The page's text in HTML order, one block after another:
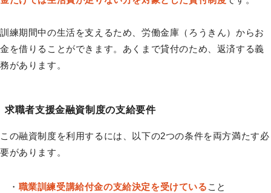
訓練期間中の生活を支えるため、労働金庫（ろうきん）からお
金を借りることができます。あくまで貸付のため、返済する義
務があります。
求職者支援金融資制度の支給要件
この融資制度を利用するには、以下の2つの条件を両方満たす必
要があります。
・ 職業訓練受講給付金の支給決定を受けている こと